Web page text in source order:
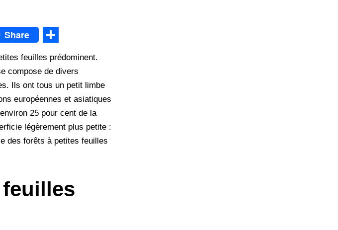
Share
h
a
r
e
feuilles prédominent.
compose de divers
Ils ont tous un petit limbe
européennes et asiatiques
25 pour cent de la
légèrement plus petite :
des forêts à petites feuilles